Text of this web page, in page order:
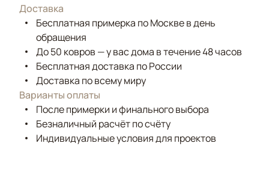
Доставка
Бесплатная примерка по Москве в день
обращения
До 50 ковров — у вас дома в течение 48 часов
Бесплатная доставка по России
Доставка по всему миру
Варианты оплаты
После примерки и финального выбора
Безналичный расчёт по счёту
Индивидуальные условия для проектов